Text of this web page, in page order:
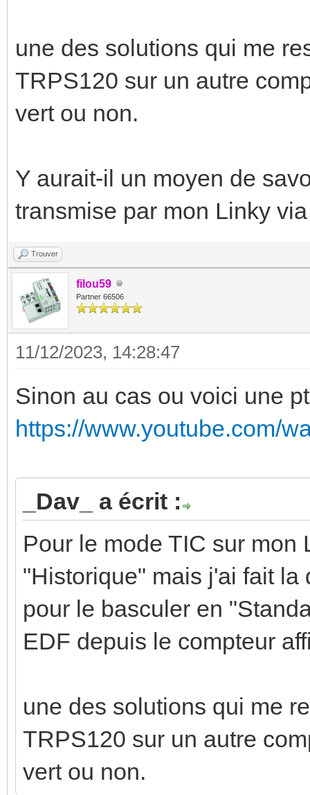
une des solutions qui me
TRPS120 sur un autre
vert ou non.
Y aurait-il un moyen de
transmise par mon Linky
Trouver
filou59
Partner 66506
11/12/2023, 14:28:47
Sinon au cas ou voici une
https://www.youtube.com/
_Dav_ a écrit :
Pour le mode TIC sur mon
"Historique" mais j'ai fait
pour le basculer en
EDF depuis le compteur
une des solutions qui me
TRPS120 sur un autre
vert ou non.